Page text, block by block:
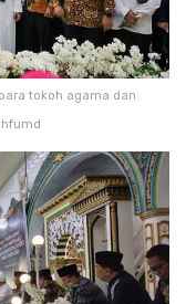
tokoh agama dan